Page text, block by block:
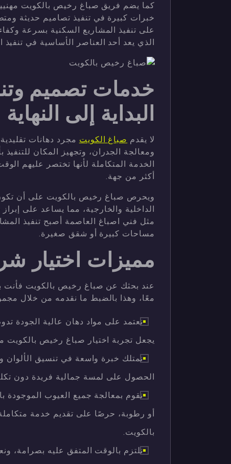
كما يضم فريق صباغ رخيص بالكويت
خبرات كبيرة في تنفيذ تصاميم حديثة
على تنفيذ المشاريع السكنية بسرعة
الذي يعد أحد العناصر الأساسية في تنفيذ
خدمات تصميم
البداية إلى النهاية
لا يقدم صباغ الكويت مجرد دهانات
ومعالجة الجدران، وتجهيز المكان
الخدمة المتكاملة لأنها تختصر عليهم
أكثر من جهة.
ويحرص صباغ رخيص بالكويت على أن تكون
الداخلية والخارجية، مما يساعد على
مثل فني اصباغ العاصمة أصبح تنفيذ
مساحات كبيرة أو شقق صغيرة.
مميزات اختيار
عند بحثك عن صباغ رخيص بالكويت فأنت
معًا، وهذا بالضبط ما نقدمه من خلال
نعتمد على مواد دهان عالية الجودة
يجعل تجربة اختيار صباغ رخيص بالكويت
نمتلك خبرة واسعة في تنسيق الألوان
الحصول على لمسة جمالية فريدة دون
نقوم بمعالجة جميع العيوب الموجودة
أو رطوبة، حرصًا على تقديم خدمة
بالكويت.
نلتزم بالوقت المتفق عليه بصرامة،